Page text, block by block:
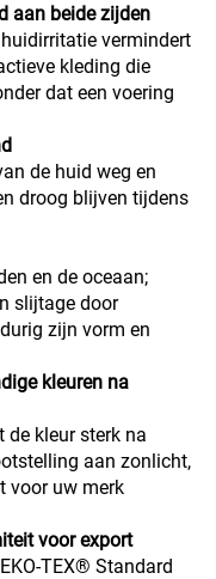
aan beide zijden
vermindert
kleding die
dat een voering
de huid weg en
droog blijven tijdens
en de oceaan;
slijtage door
zijn vorm en
kleuren na
de kleur sterk na
aan zonlicht,
voor uw merk
voor export
TEX® Standard